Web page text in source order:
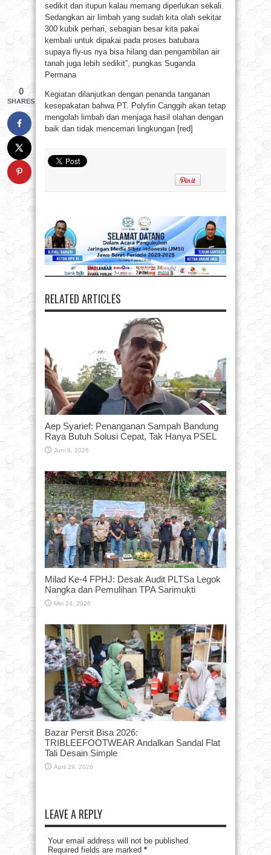
sedikit dan itupun kalau memang diperlukan sekali.
Sedangkan air limbah yang sudah kita olah sekitar
300 kubik perhari, sebagian besar kita pakai
kembali untuk dipakai pada proses batubara
supaya fly-us nya bisa hilang dan pengambilan air
tanah juga lebih sedikit”, pungkas Suganda
Permana
Kegiatan dilanjutkan dengan penanda tanganan
kesepakatan bahwa PT. Polyfin Canggih akan tetap
mengolah limbah dan menjaga hasil olahan dengan
baik dan tidak mencemari lingkungan [red]
RELATED ARTICLES
Aep Syarief: Penanganan Sampah Bandung
Raya Butuh Solusi Cepat, Tak Hanya PSEL
Juni 9, 2026
Milad Ke-4 FPHJ: Desak Audit PLTSa Legok
Nangka dan Pemulihan TPA Sarimukti
Mei 24, 2026
Bazar Persit Bisa 2026:
TRIBLEEFOOTWEAR Andalkan Sandal Flat
Tali Desain Simple
April 29, 2026
LEAVE A REPLY
Your email address will not be published.
Required fields are marked *
0
SHARES